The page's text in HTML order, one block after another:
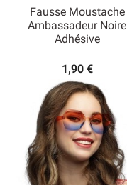
Fausse Moustache
Ambassadeur Noire
Adhésive
1,90 €